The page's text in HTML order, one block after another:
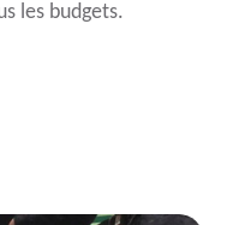
les budgets.